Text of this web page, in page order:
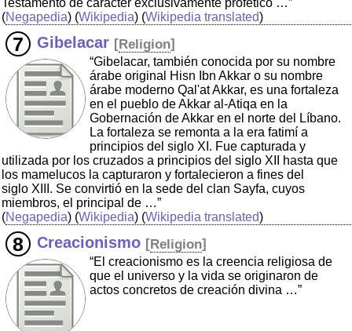
Testamento de carácter exclusivamente profético …”
(Negapedia) (Wikipedia) (Wikipedia translated)
Gibelacar [Religion]
“Gibelacar, también conocida por su nombre
árabe original Hisn Ibn Akkar o su nombre
árabe moderno Qal'at Akkar, es una fortaleza
en el pueblo de Akkar al-Atiqa en la
Gobernación de Akkar en el norte del Líbano.
La fortaleza se remonta a la era fatimí a
principios del siglo XI. Fue capturada y
utilizada por los cruzados a principios del siglo XII hasta que
los mamelucos la capturaron y fortalecieron a fines del
siglo XIII. Se convirtió en la sede del clan Sayfa, cuyos
miembros, el principal de …”
(Negapedia) (Wikipedia) (Wikipedia translated)
Creacionismo [Religion]
“El creacionismo es la creencia religiosa de
que el universo y la vida se originaron de
actos concretos de creación divina …”